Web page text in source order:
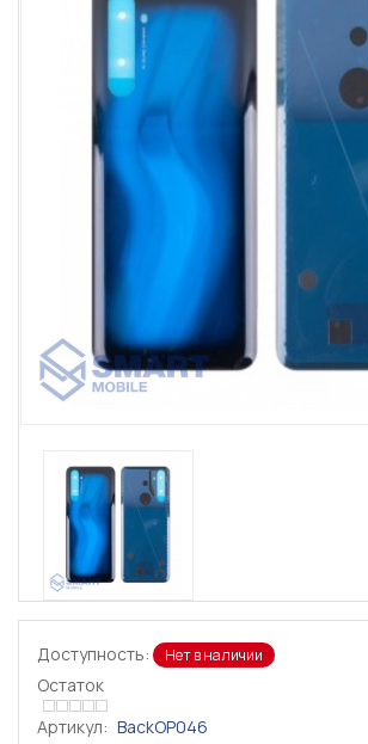
Доступность: Нет в наличии
Остаток
Артикул: BackOP046